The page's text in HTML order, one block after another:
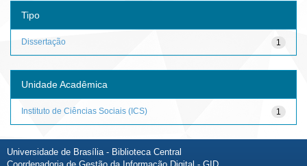
Tipo
1
Dissertação
Unidade Acadêmica
1
Instituto de Ciências Sociais (ICS)
Universidade de Brasília - Biblioteca Central
Coordenadoria de Gestão da Informação Digital - GID